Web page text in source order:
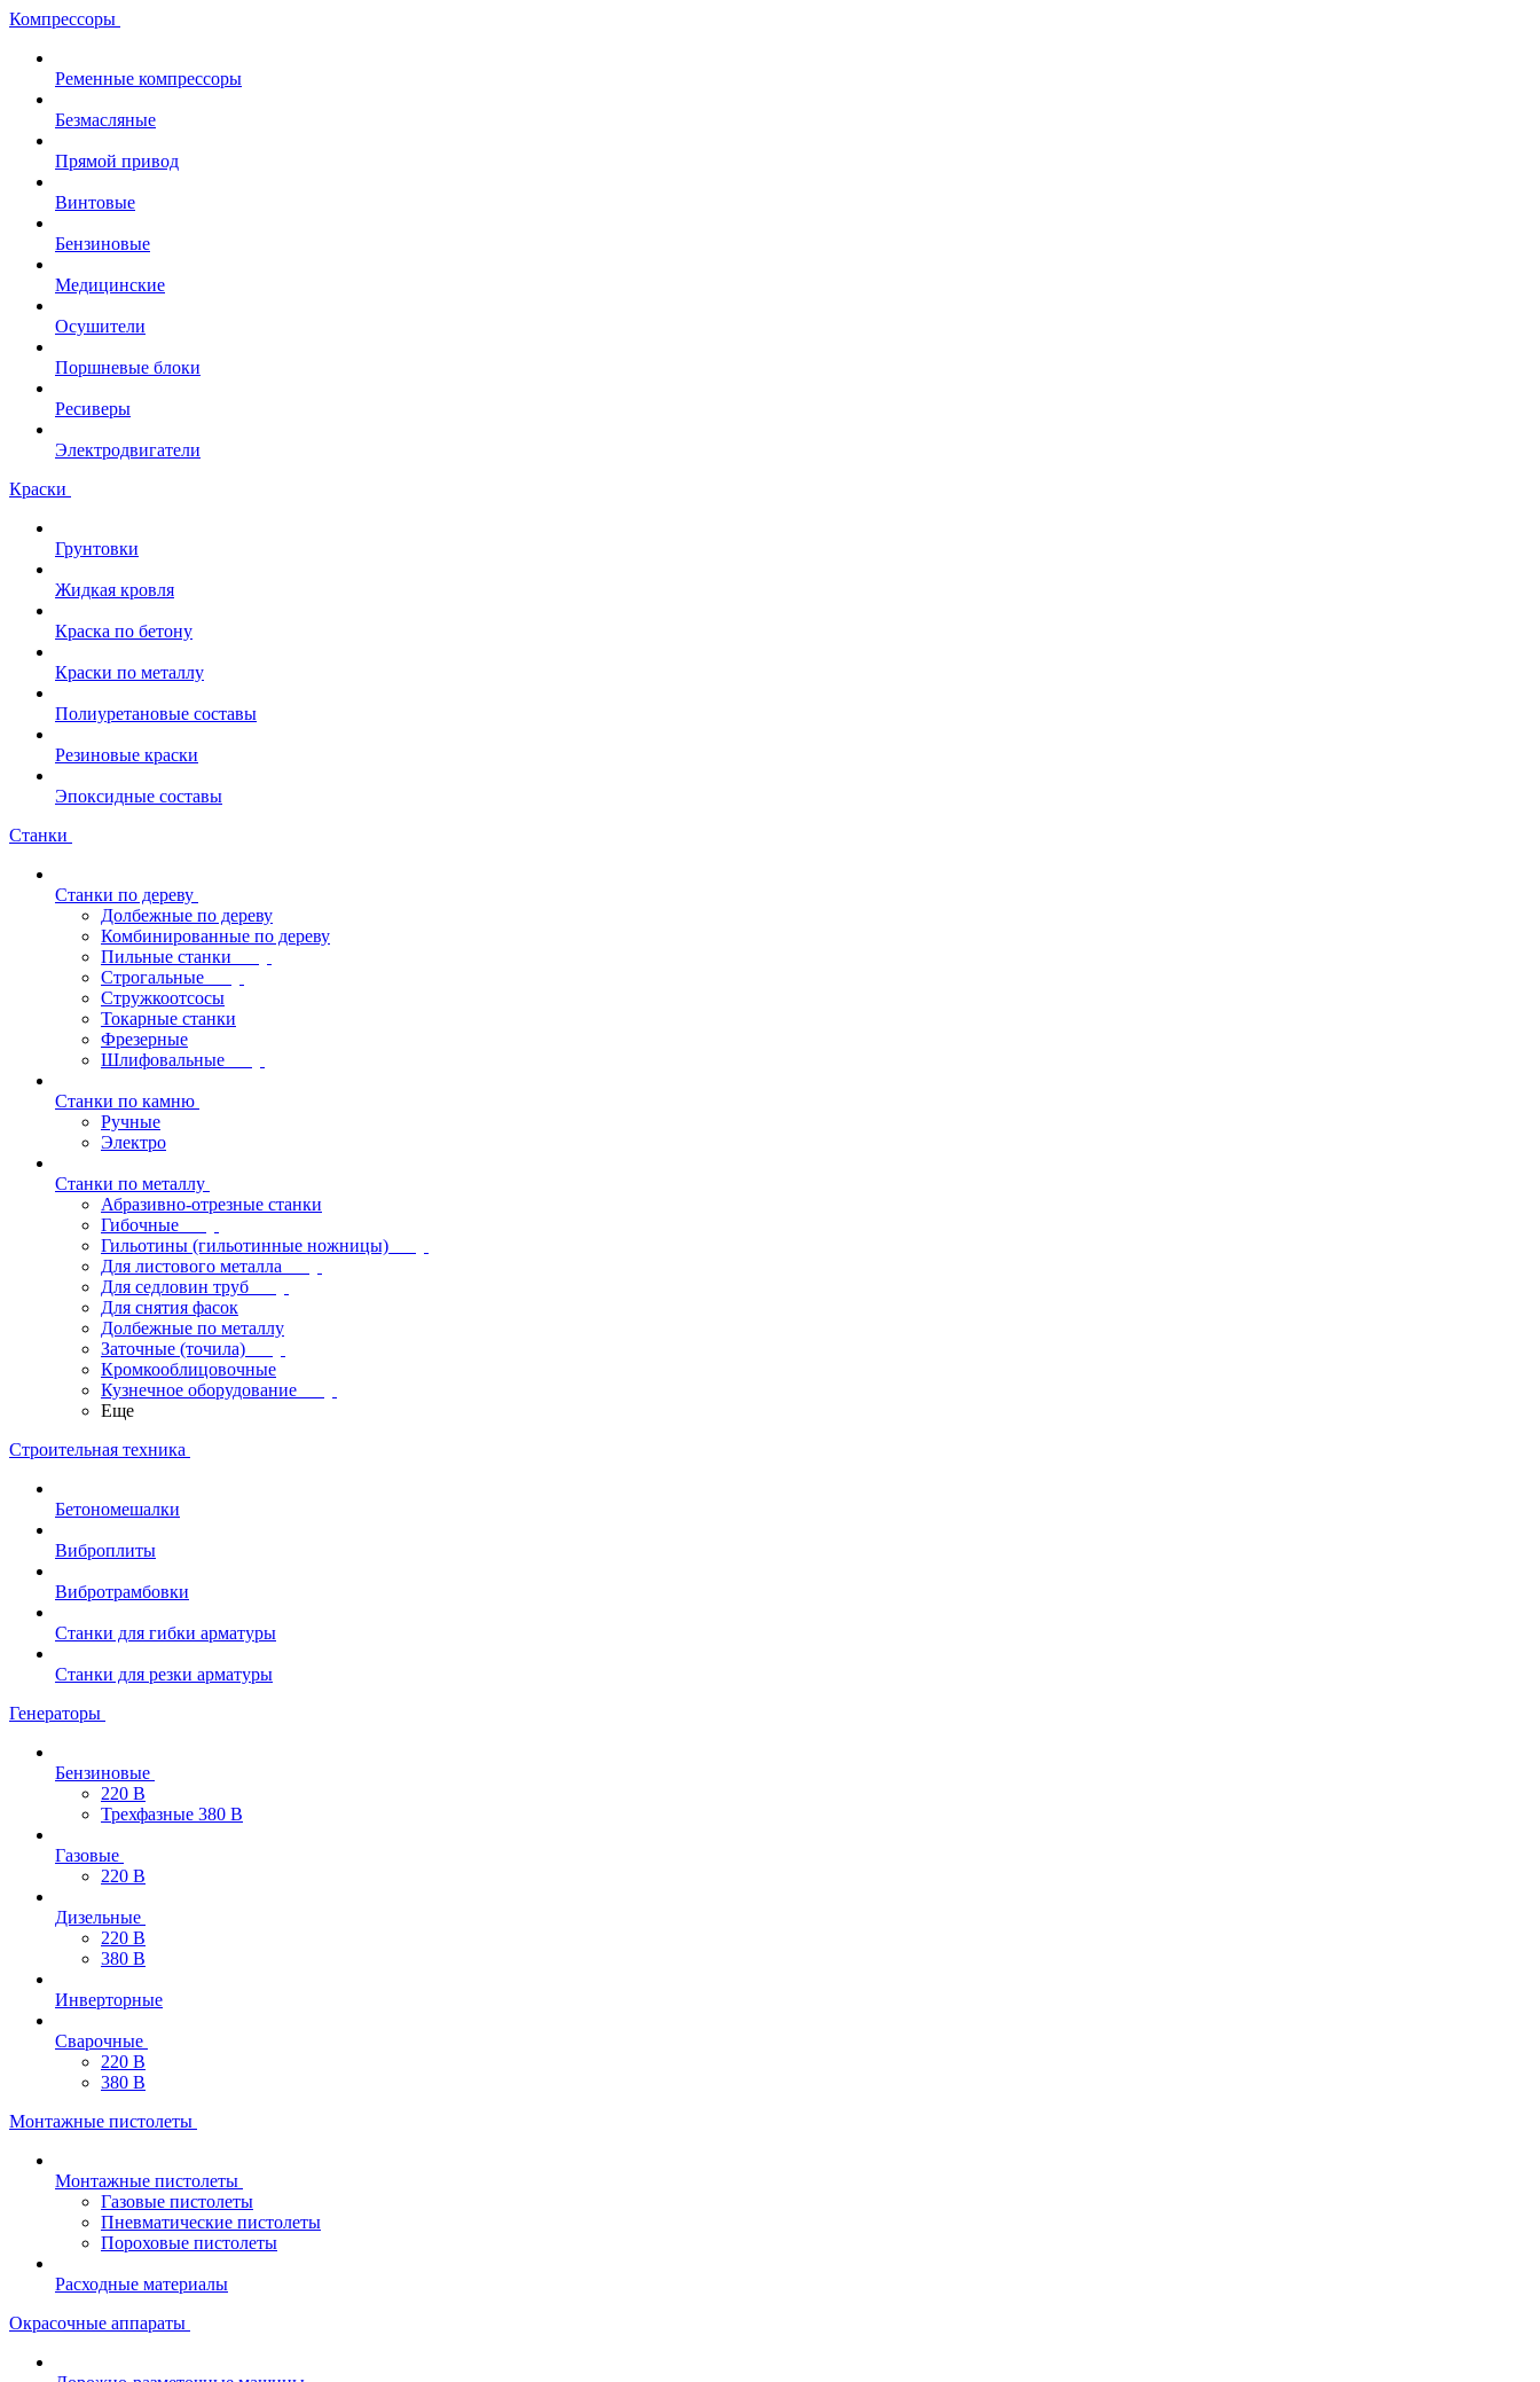
Компрессоры
Ременные компрессоры
Безмасляные
Прямой привод
Винтовые
Бензиновые
Медицинские
Осушители
Поршневые блоки
Ресиверы
Электродвигатели
Краски
Грунтовки
Жидкая кровля
Краска по бетону
Краски по металлу
Полиуретановые составы
Резиновые краски
Эпоксидные составы
Станки
Станки по дереву
Долбежные по дереву
Комбинированные по дереву
Пильные станки
Строгальные
Стружкоотсосы
Токарные станки
Фрезерные
Шлифовальные
Станки по камню
Ручные
Электро
Станки по металлу
Абразивно-отрезные станки
Гибочные
Гильотины (гильотинные ножницы)
Для листового металла
Для седловин труб
Для снятия фасок
Долбежные по металлу
Заточные (точила)
Кромкооблицовочные
Кузнечное оборудование
Еще
Строительная техника
Бетономешалки
Виброплиты
Вибротрамбовки
Станки для гибки арматуры
Станки для резки арматуры
Генераторы
Бензиновые
220 В
Трехфазные 380 В
Газовые
220 В
Дизельные
220 В
380 В
Инверторные
Сварочные
220 В
380 В
Монтажные пистолеты
Монтажные пистолеты
Газовые пистолеты
Пневматические пистолеты
Пороховые пистолеты
Расходные материалы
Окрасочные аппараты